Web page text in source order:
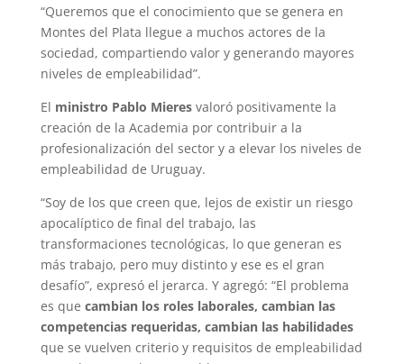
“Queremos que el conocimiento que se genera en
Montes del Plata llegue a muchos actores de la
sociedad, compartiendo valor y generando mayores
niveles de empleabilidad”.
El ministro Pablo Mieresvaloró positivamente la
creación de la Academia por contribuir a la
profesionalización del sector y a elevar los niveles de
empleabilidad de Uruguay.
“Soy de los que creen que, lejos de existir un riesgo
apocalíptico de final del trabajo, las
transformaciones tecnológicas, lo que generan es
más trabajo, pero muy distinto y ese es el gran
desafío”, expresó el jerarca. Y agregó: “El problema
es que cambian los roles laborales, cambian las
competencias requeridas, cambian las habilidades
que se vuelven criterio y requisitos de empleabilidad